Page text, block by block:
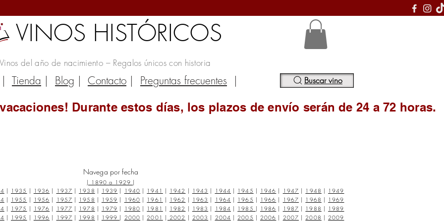
VINOS HISTÓRICOS
Vinos del año de nacimiento – Regalos únicos con historia
| Tienda | Blog | Contacto | Preguntas frecuentes | Buscar vino
Durante estos días, los plazos de envío serán de 24 a 72 horas.
Navega por fecha
| 1890 a 1929 |
| 1935 | 1936 | 1937 | 1938 | 1939 | 1940 | 1941 | 1942 | 1943 | 1944 | 1945 | 1946 | 1947 | 1948 | 1949
| 1955 | 1956 | 1957 | 1958 | 1959 | 1960 | 1961 | 1962 | 1963 | 1964 | 1965 | 1966 | 1967 | 1968 | 1969
| 1975 | 1976 | 1977 | 1978 | 1979 | 1980 | 1981 | 1982 | 1983 | 1984 | 1985 | 1986 | 1987 | 1988 | 1989
| 1995 | 1996 | 1997 | 1998 | 1999 | 2000 | 2001 | 2002 | 2003 | 2004 | 2005 | 2006 | 2007 | 2008 | 2009